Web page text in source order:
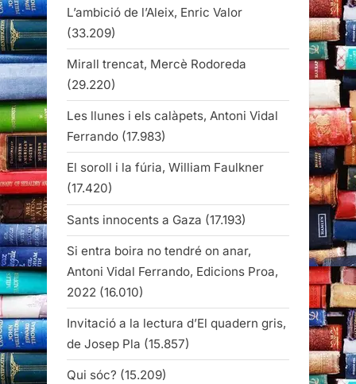
L’ambició de l’Aleix, Enric Valor
(33.209)
Mirall trencat, Mercè Rodoreda
(29.220)
Les llunes i els calàpets, Antoni Vidal
Ferrando (17.983)
El soroll i la fúria, William Faulkner
(17.420)
Sants innocents a Gaza (17.193)
Si entra boira no tendré on anar,
Antoni Vidal Ferrando, Edicions Proa,
2022 (16.010)
Invitació a la lectura d’El quadern gris,
de Josep Pla (15.857)
Qui sóc? (15.209)